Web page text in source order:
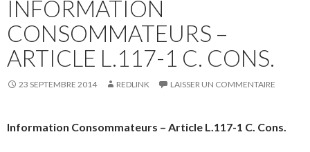
INFORMATION
CONSOMMATEURS –
ARTICLE L.117-1 C. CONS.
23 SEPTEMBRE 2014 REDLINK LAISSER UN COMMENTAIRE
Information Consommateurs – Article L.117-1 C. Cons.